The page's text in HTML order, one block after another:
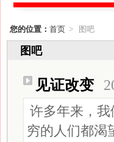
您的位置： 首页 > 图吧
图吧
见证改变
许多年来，
穷的人们都渴